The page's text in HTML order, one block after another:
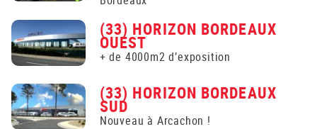
(33) HORIZON BORDEAUX
OUEST
+ de 4000m2 d’exposition
(33) HORIZON BORDEAUX
SUD
Nouveau à Arcachon !